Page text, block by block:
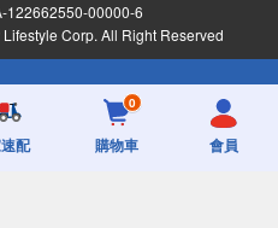
122662550-00000-6
Corp. All Right Reserved
配
0
購物車 會員